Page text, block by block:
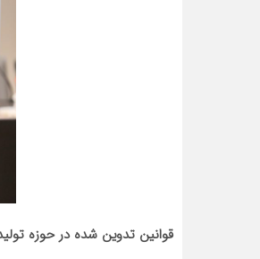
قوانین تدوین شده در حوزه